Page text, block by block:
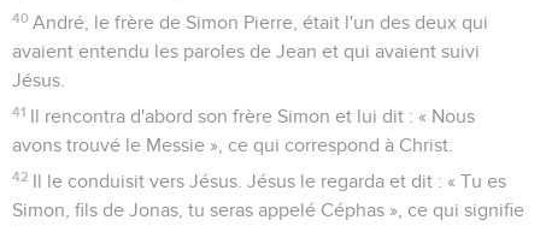
40 André, le frère de Simon Pierre, était l'un des deux qui
avaient entendu les paroles de Jean et qui avaient suivi
Jésus.
41
Il rencontra d'abord son frère Simon et lui dit : « Nous
avons trouvé le Messie », ce qui correspond à Christ.
42
Il le conduisit vers Jésus. Jésus le regarda et dit : « Tu es
Simon, fils de Jonas, tu seras appelé Céphas », ce qui signifie